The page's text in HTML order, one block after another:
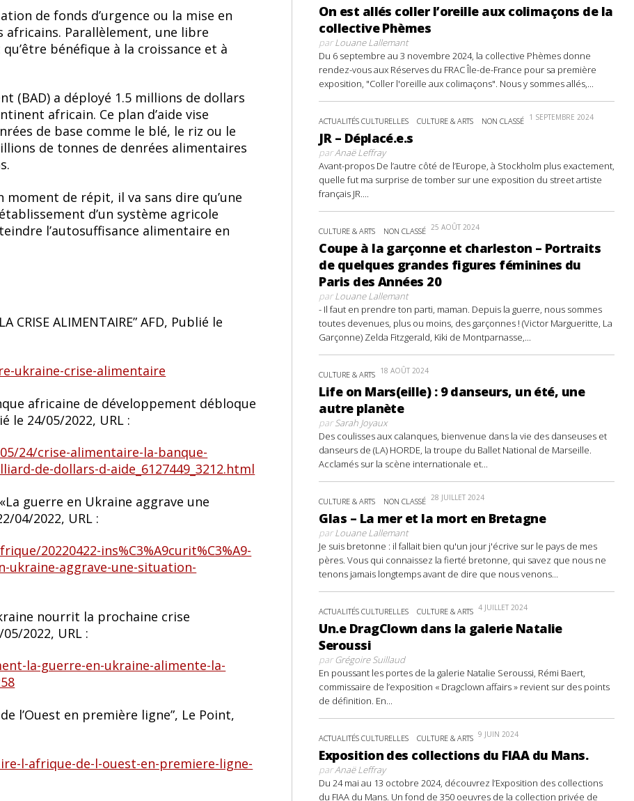
de fonds d’urgence ou la mise en
africains. Parallèlement, une libre
bénéfique à la croissance et à
(BAD) a déployé 1.5 millions de dollars
africain. Ce plan d’aide vise
de base comme le blé, le riz ou le
de tonnes de denrées alimentaires
moment de répit, il va sans dire qu’une
d’un système agricole
l’autosuffisance alimentaire en
CRISE ALIMENTAIRE” AFD, Publié le
ukraine-crise-alimentaire
africaine de développement débloque
le 24/05/2022, URL :
24/crise-alimentaire-la-banque-
de-dollars-d-aide_6127449_3212.html
guerre en Ukraine aggrave une
04/2022, URL :
20220422-ins%C3%A9curit%C3%A9-
ukraine-aggrave-une-situation-
nourrit la prochaine crise
2022, URL :
la-guerre-en-ukraine-alimente-la-
l’Ouest en première ligne”, Le Point,
l-afrique-de-l-ouest-en-premiere-ligne-
On est allés coller l’oreille aux colimaçons de la
collective Phèmes
parLouane Lallemant
Du 6 septembre au 3 novembre 2024, la collective Phèmes donne
rendez-vous aux Réserves du FRAC Île-de-France pour sa première
exposition, "Coller l'oreille aux colimaçons". Nous y sommes allés,...
ACTUALITÉS CULTURELLES CULTURE & ARTS NON CLASSÉ 1 SEPTEMBRE 2024
JR – Déplacé.e.s
parAnaë Leffray
Avant-propos De l’autre côté de l’Europe, à Stockholm plus exactement,
quelle fut ma surprise de tomber sur une exposition du street artiste
français JR....
CULTURE & ARTS NON CLASSÉ 25 AOÛT 2024
Coupe à la garçonne et charleston – Portraits
de quelques grandes figures féminines du
Paris des Années 20
parLouane Lallemant
- Il faut en prendre ton parti, maman. Depuis la guerre, nous sommes
toutes devenues, plus ou moins, des garçonnes ! (Victor Margueritte, La
Garçonne) Zelda Fitzgerald, Kiki de Montparnasse,...
CULTURE & ARTS 18 AOÛT 2024
Life on Mars(eille) : 9 danseurs, un été, une
autre planète
parSarah Joyaux
Des coulisses aux calanques, bienvenue dans la vie des danseuses et
danseurs de (LA) HORDE, la troupe du Ballet National de Marseille.
Acclamés sur la scène internationale et...
CULTURE & ARTS NON CLASSÉ 28 JUILLET 2024
Glas – La mer et la mort en Bretagne
parLouane Lallemant
Je suis bretonne : il fallait bien qu'un jour j'écrive sur le pays de mes
pères. Vous qui connaissez la fierté bretonne, qui savez que nous ne
tenons jamais longtemps avant de dire que nous venons...
ACTUALITÉS CULTURELLES CULTURE & ARTS 4 JUILLET 2024
Un.e DragClown dans la galerie Natalie
Seroussi
parGrégoire Suillaud
En poussant les portes de la galerie Natalie Seroussi, Rémi Baert,
commissaire de l’exposition « Dragclown affairs » revient sur des points
de définition. En...
ACTUALITÉS CULTURELLES CULTURE & ARTS 9 JUIN 2024
Exposition des collections du FIAA du Mans.
parAnaë Leffray
Du 24 mai au 13 octobre 2024, découvrez l’Exposition des collections
du FIAA du Mans. Un fond de 350 oeuvres de la collection privée de